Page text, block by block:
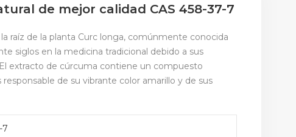
de mejor calidad CAS 458-37-7
raíz de la planta Curc longa, comúnmente conocida
siglos en la medicina tradicional debido a sus
extracto de cúrcuma contiene un compuesto
de su vibrante color amarillo y de sus
7